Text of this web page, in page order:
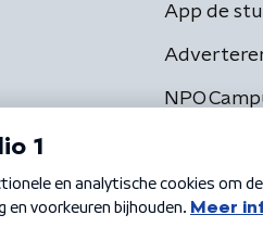
App de
NPO